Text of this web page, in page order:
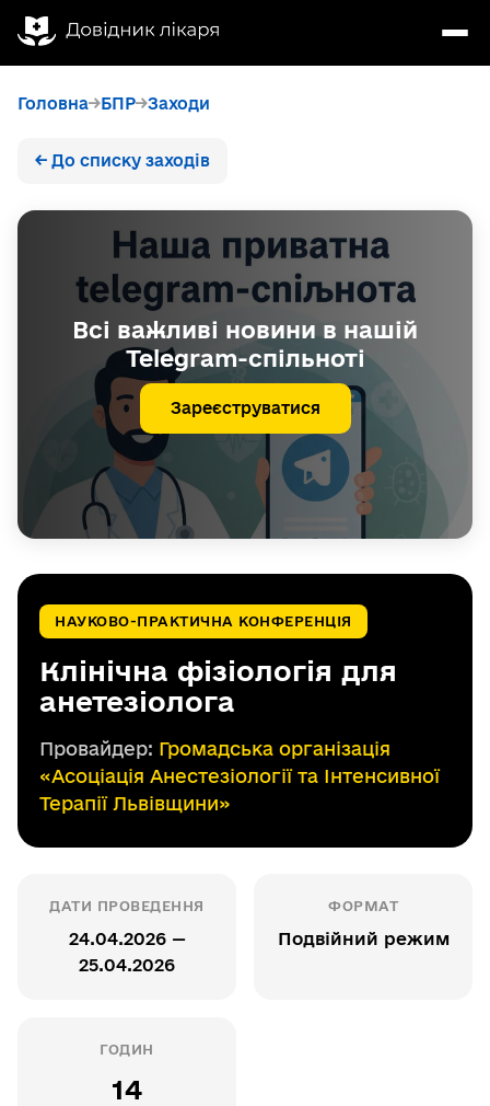
Головна БПР Заходи
← До списку заходів
Всі важливі новини в нашій
Telegram-спільноті
Зареєструватися
НАУКОВО-ПРАКТИЧНА КОНФЕРЕНЦІЯ
Клінічна фізіологія для
анетезіолога
Провайдер: Громадська організація
«Асоціація Анестезіології та Інтенсивної
Терапії Львівщини»
ДАТИ ПРОВЕДЕННЯ
24.04.2026 —
25.04.2026
ФОРМАТ
Подвійний режим
ГОДИН
14